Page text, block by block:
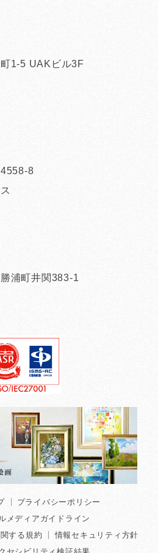
1-5 UAKビル3F
8
浦町井関383-1
プライバシーポリシー
メディアガイドライン
する規約
情報セキュリティ方針